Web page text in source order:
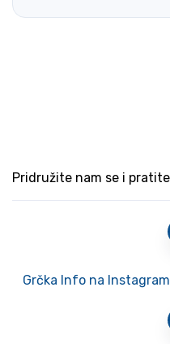
Pridružite nam se i
Grčka Info na